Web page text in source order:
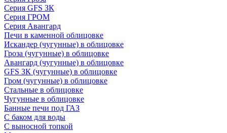
Серия GFS ЗК
Серия ГРОМ
Серия Авангард
Печи в каменной облицовке
Искандер (чугунные) в облицовке
Гроза (чугунные) в облицовке
Авангард (чугунные) в облицовке
GFS ЗК (чугунные) в облицовке
Гром (чугунные) в облицовке
Стальные в облицовке
Чугунные в облицовке
Банные печи под ГАЗ
С баком для воды
С выносной топкой